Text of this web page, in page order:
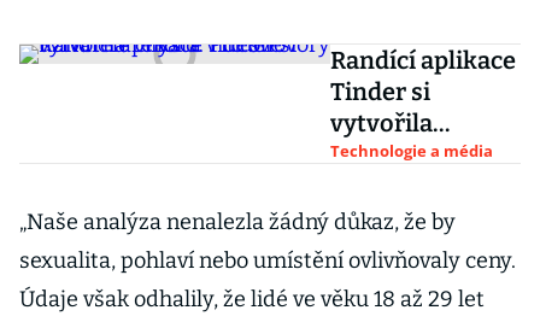
Randící aplikace
Tinder si
vytvořila
rekord. Pro své
videohovory
Technologie a média
„Naše analýza nenalezla žádný důkaz, že by
sexualita, pohlaví nebo umístění ovlivňovaly ceny.
Údaje však odhalily, že lidé ve věku 18 až 29 let